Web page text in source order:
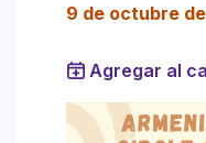
9 de octubre
Agregar al